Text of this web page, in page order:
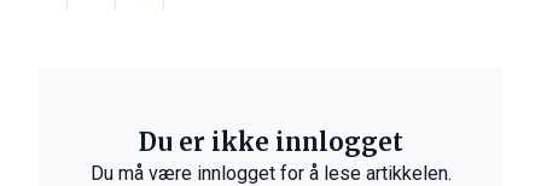
Du er ikke innlogget
Du må være innlogget for å lese artikkelen.